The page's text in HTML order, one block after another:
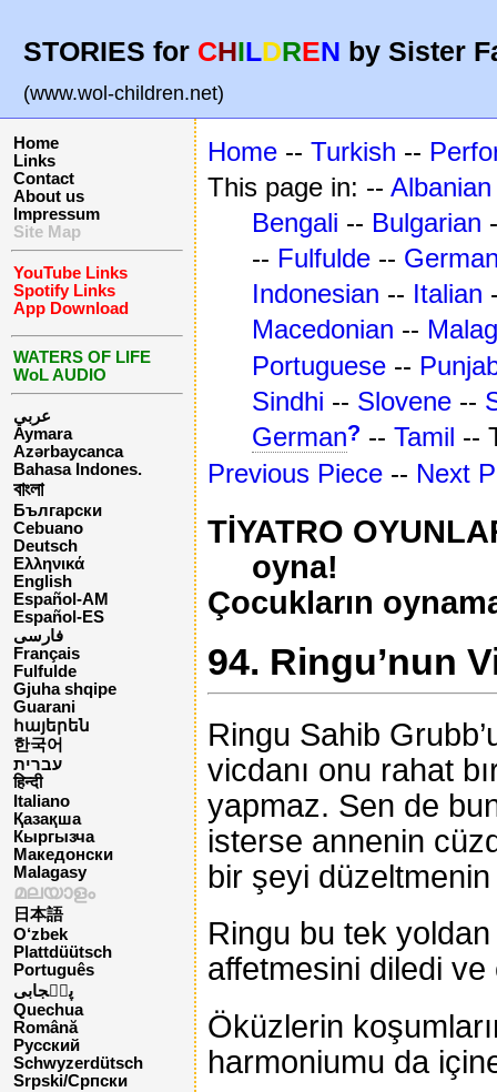
STORIES for CHILDREN by Sister
(www.wol-children.net)
Home
Links
Contact
About us
Impressum
Site Map
YouTube Links
Spotify Links
App Download
WATERS OF LIFE
WoL AUDIO
عربي
Aymara
Azərbaycanca
Bahasa Indones.
বাংলা
Български
Cebuano
Deutsch
Ελληνικά
English
Español-AM
Español-ES
فارسی
Français
Fulfulde
Gjuha shqipe
Guarani
հայերեն
한국어
עברית
हिन्दी
Italiano
Қазақша
Кыргызча
Македонски
Malagasy
മലയാളം
日本語
O‘zbek
Plattdüütsch
Português
پن٘جابی
Quechua
Română
Русский
Schwyzerdütsch
Srpski/Српски
Home -- Turkish --
This page in: -- Albanian
Bengali -- Bulgarian
-- Fulfulde --
Indonesian -- Italian
Macedonian --
Portuguese --
Sindhi -- Slovene --
German? -- Tamil --
Previous Piece -- Next
TİYATRO
oyna!
Çocukların
94. Ringu’nun
Ringu Sahib
vicdanı onu rahat
yapmaz. Sen de
isterse annenin
bir şeyi
Ringu bu tek
affetmesini diledi ve
Öküzlerin
harmoniumu da